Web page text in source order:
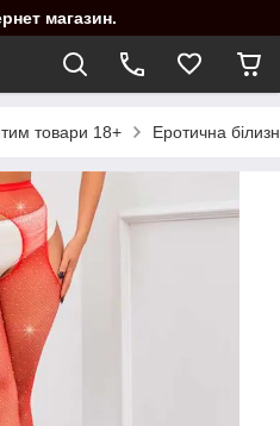
магазин.
товари 18+ Еротична